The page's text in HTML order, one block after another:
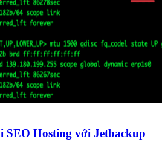
SEO Hosting với Jetbackup